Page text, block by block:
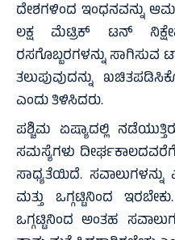
ದೇಶಗಳಿಂದ ಇಂಧನವನ್ನು
ಲಕ್ಷ ಮೆಟ್ರಿಕ್ ಟನ್
ರಸಗೊಬ್ಬರಗಳನ್ನು ಸಾಗಿಸುವ
ತಲುಪುವುದನ್ನು
ಎಂದು ತಿಳಿಸಿದರು.
ಪಶ್ಚಿಮ ಏಷ್ಯಾದಲ್ಲಿ
ಸಮಸ್ಯೆಗಳು
ಸಾಧ್ಯತೆಯಿದೆ. ಸವಾಲುಗಳನ್ನು
ಮತ್ತು ಒಗ್ಗಟ್ಟಿನಿಂದ
ಒಗ್ಗಟ್ಟಿನಿಂದ ಅಂತಹ